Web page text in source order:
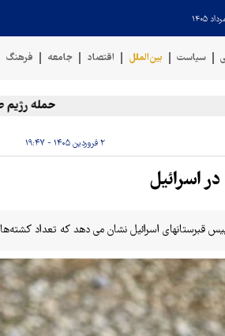
سیاست بین‌الملل اقتصاد جامعه فرهنگ
حمله رژیم
۲ فروردین ۱۴۰۵ - ۱۹:۴۷
قبرستانهای اسرائیل نشان می دهد که تعداد کشته‌ها در